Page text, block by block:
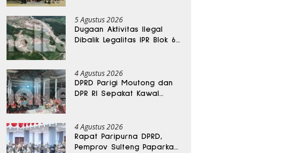
5 Agustus 2026
Dugaan Aktivitas Ilegal
Dibalik Legalitas IPR Blok 6
4 Agustus 2026
DPRD Parigi Moutong dan
DPR RI Sepakat Kawal
4 Agustus 2026
Rapat Paripurna DPRD,
Pemprov Sulteng Paparkan